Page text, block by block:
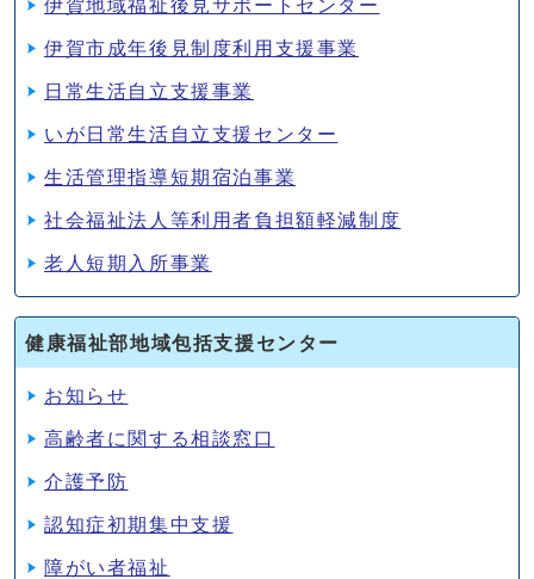
伊賀地域福祉後見サポートセンター
伊賀市成年後見制度利用支援事業
日常生活自立支援事業
いが日常生活自立支援センター
生活管理指導短期宿泊事業
社会福祉法人等利用者負担額軽減制度
老人短期入所事業
健康福祉部地域包括支援センター
お知らせ
高齢者に関する相談窓口
介護予防
認知症初期集中支援
障がい者福祉